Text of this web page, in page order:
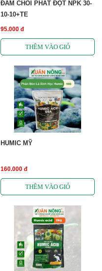
ĐÂM CHỒI PHÁT ĐỌT NPK 30-
10-10+TE
95.000 đ
HUMIC MỸ
160.000 đ